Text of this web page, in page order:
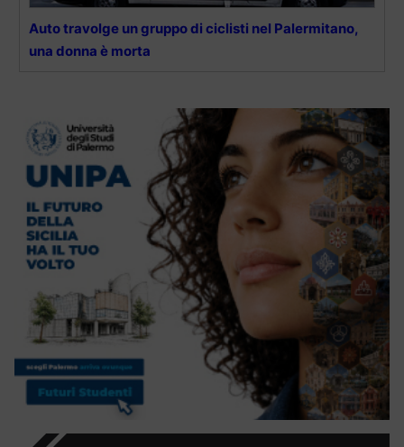
Auto travolge un gruppo di ciclisti nel Palermitano,
una donna è morta